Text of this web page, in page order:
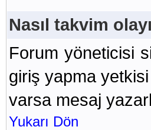
Nasıl takvim
Forum yöneticisi
giriş yapma
varsa mesaj
Yukarı Dön